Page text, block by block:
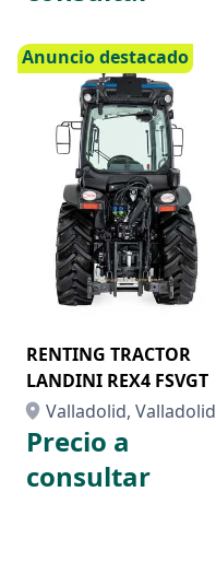
Anuncio destacado
RENTING TRACTOR
LANDINI REX4 FSVGT
Valladolid, Valladolid
Precio a
consultar